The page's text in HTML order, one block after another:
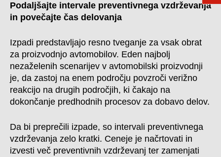
Podaljšajte intervale preventivnega vzdrževanja
in povečajte čas delovanja
Izpadi predstavljajo resno tveganje za vsak obrat
za proizvodnjo avtomobilov. Eden najbolj
nezaželenih scenarijev v avtomobilski proizvodnji
je, da zastoj na enem področju povzroči verižno
reakcijo na drugih področjih, ki čakajo na
dokončanje predhodnih procesov za dobavo delov.
Da bi preprečili izpade, so intervali preventivnega
vzdrževanja zelo kratki. Ceneje je načrtovati in
izvesti več preventivnih vzdrževanj ter zamenjati